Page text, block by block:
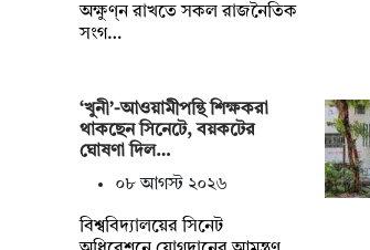
অক্ষুণ্ন রাখতে সকল রাজনৈতিক
সংগ…
‘খুনী’-আওয়ামীপন্থি শিক্ষকরা
থাকছেন সিনেটে, বয়কটের
ঘোষণা দিল…
০৮ আগস্ট ২০২৬
বিশ্ববিদ্যালয়ের সিনেট